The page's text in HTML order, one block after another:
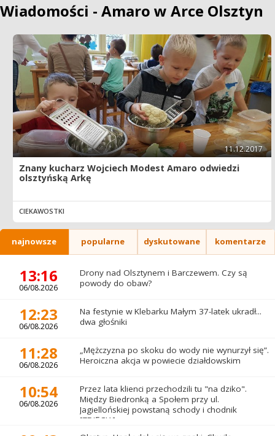
Wiadomości - Amaro w Arce Olsztyn
11.12.2017
Znany kucharz Wojciech Modest Amaro odwiedzi
olsztyńską Arkę
CIEKAWOSTKI
najnowsze popularne dyskutowane komentarze
13:16
06/08.2026
Drony nad Olsztynem i Barczewem. Czy są
powody do obaw?
12:23
06/08.2026
Na festynie w Klebarku Małym 37-latek ukradł...
dwa głośniki
11:28
06/08.2026
„Mężczyzna po skoku do wody nie wynurzył się”.
Heroiczna akcja w powiecie działdowskim
10:54
06/08.2026
Przez lata klienci przechodzili tu "na dziko".
Między Biedronką a Społem przy ul.
Jagiellońskiej powstaną schody i chodnik
[ZDJĘCIA]